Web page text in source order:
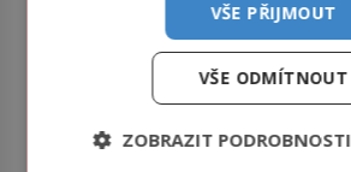
VŠE PŘIJMOUT
VŠE ODMÍTNOUT
ZOBRAZIT PODROBNOSTI